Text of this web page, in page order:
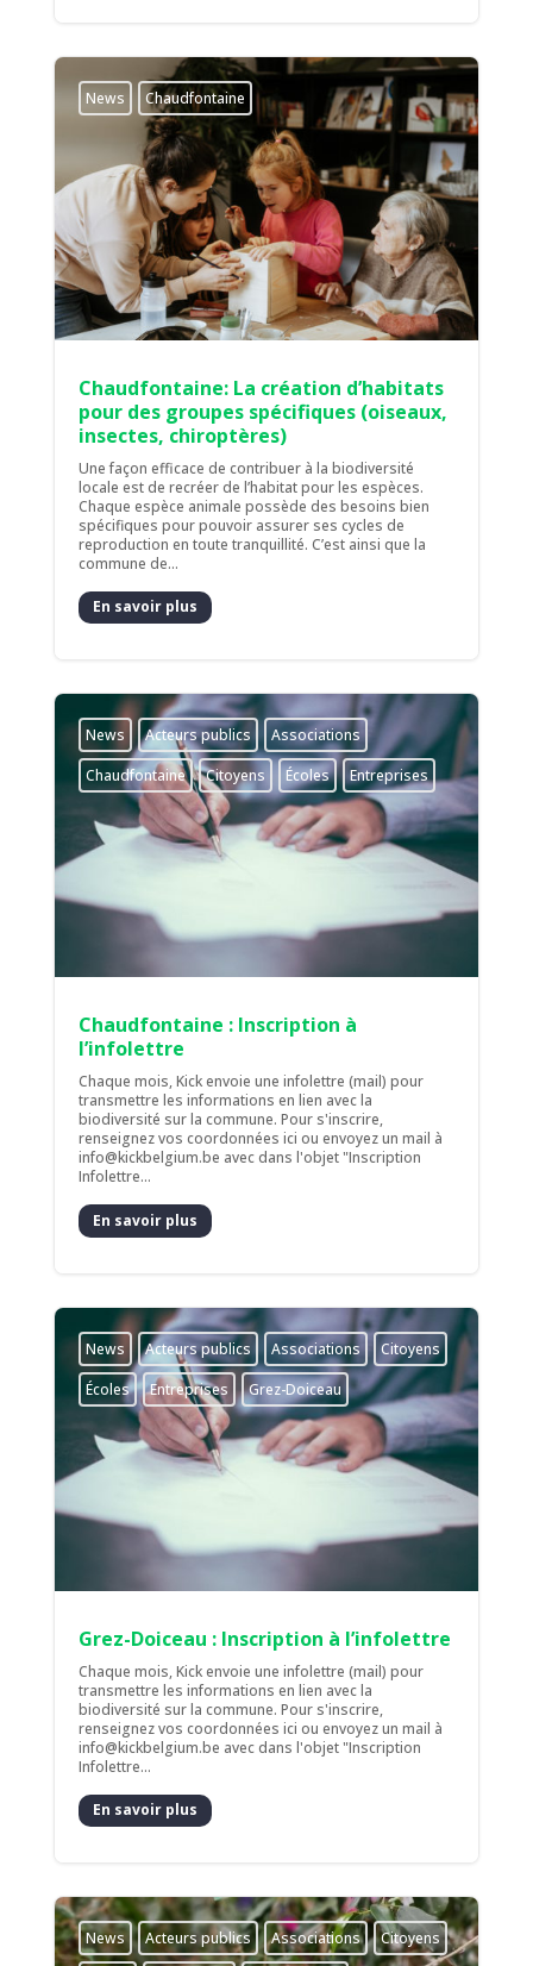
News Chaudfontaine
Chaudfontaine: La création d’habitats
pour des groupes spécifiques (oiseaux,
insectes, chiroptères)
Une façon efficace de contribuer à la biodiversité
locale est de recréer de l’habitat pour les espèces.
Chaque espèce animale possède des besoins bien
spécifiques pour pouvoir assurer ses cycles de
reproduction en toute tranquillité. C’est ainsi que la
commune de...
En savoir plus
News Acteurs publics
Associations
Chaudfontaine
Citoyens Écoles Entreprises
Chaudfontaine : Inscription à
l’infolettre
Chaque mois, Kick envoie une infolettre (mail) pour
transmettre les informations en lien avec la
biodiversité sur la commune. Pour s'inscrire,
renseignez vos coordonnées ici ou envoyez un mail à
info@kickbelgium.be avec dans l'objet "Inscription
Infolettre...
En savoir plus
News Acteurs publics Associations
Citoyens
Écoles
Entreprises Grez-Doiceau
Grez-Doiceau : Inscription à l’infolettre
Chaque mois, Kick envoie une infolettre (mail) pour
transmettre les informations en lien avec la
biodiversité sur la commune. Pour s'inscrire,
renseignez vos coordonnées ici ou envoyez un mail à
info@kickbelgium.be avec dans l'objet "Inscription
Infolettre...
En savoir plus
News Acteurs publics Associations
Citoyens